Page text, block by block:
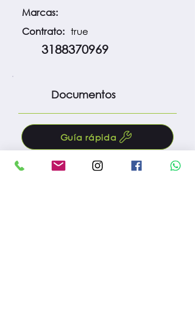
Marcas:
Contrato: true
3188370969
Documentos
Guía rápida
Manual